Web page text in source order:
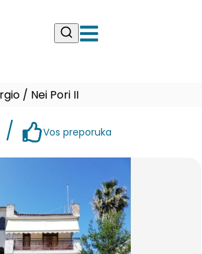
/ Nei Pori II
/ Vos preporuka